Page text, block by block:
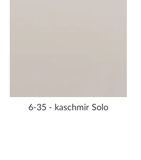
6-35 - kaschmir Solo